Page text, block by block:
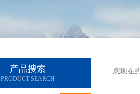
产品搜索
PRODUCT SEARCH
您现在